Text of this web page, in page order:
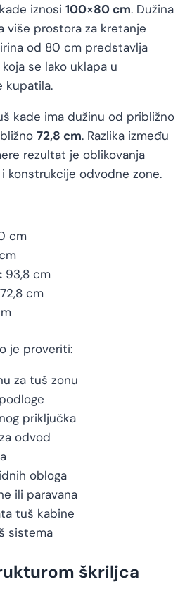
iznosi 100×80 cm. Dužina
više prostora za kretanje
od 80 cm predstavlja
se lako uklapa u
kupatila.
kade ima dužinu od približno
72,8 cm. Razlika između
rezultat je oblikovanja
konstrukcije odvodne zone.
cm
93,8 cm
cm
je proveriti:
za tuš zonu
priključka
odvod
obloga
ili paravana
tuš kabine
sistema
škriljca